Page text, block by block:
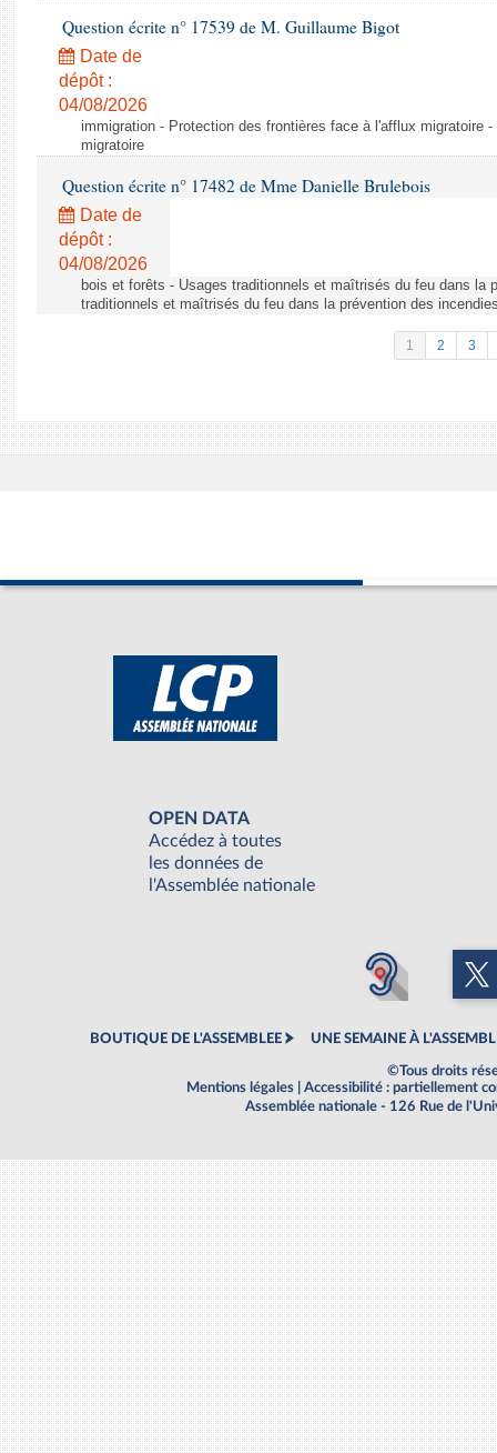
Question écrite n° 17539 de M. Guillaume Bigot
Date de
dépôt :
04/08/2026
immigration - Protection des frontières face à l'afflux migratoire
migratoire
Question écrite n° 17482 de Mme Danielle Brulebois
Date de
dépôt :
04/08/2026
bois et forêts - Usages traditionnels et maîtrisés du feu dans la
traditionnels et maîtrisés du feu dans la prévention des
1 2 3
OPEN DATA
Accédez à toutes
les données de
l'Assemblée nationale
BOUTIQUE DE L'ASSEMBLEE UNE SEMAINE À
©Tous droits
Mentions légales
Accessibilité : partiellement
Assemblée nationale - 126 Rue de